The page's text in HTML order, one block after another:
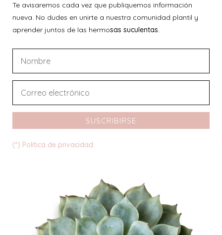
Te avisaremos cada vez que publiquemos información
nueva. No dudes en unirte a nuestra comunidad plantil y
aprender juntos de las hermosas suculentas.
SUSCRIBIRSE
(*) Política de privacidad.